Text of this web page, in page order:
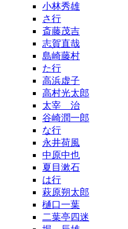
小林秀雄
さ行
斎藤茂吉
志賀直哉
島崎藤村
た行
高浜虚子
高村光太郎
太宰 治
谷崎潤一郎
な行
永井荷風
中原中也
夏目漱石
は行
萩原朔太郎
樋口一葉
二葉亭四迷